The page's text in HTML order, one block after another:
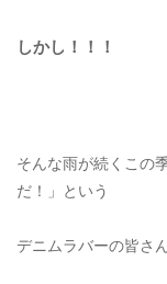
しかし！！！
そんな雨が続くこの
だ！」という
デニムラバーの皆さん